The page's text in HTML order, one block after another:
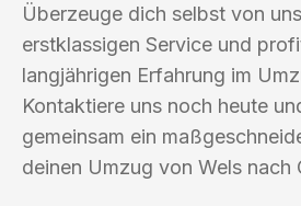
Überzeuge dich selbst von
erstklassigen Service und
langjährigen Erfahrung im
Kontaktiere uns noch heute
gemeinsam ein
deinen Umzug von Wels nach